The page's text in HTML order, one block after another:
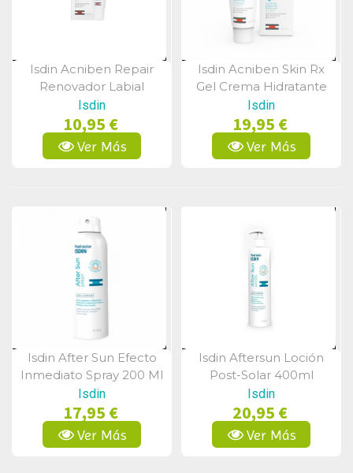
Vista Rápida
Isdin Acniben Repair
Renovador Labial
Balsamo 10 Ml
Isdin
10,95 €
Ver Más
Vista Rápida
Isdin Acniben Skin Rx
Gel Crema Hidratante
40ml
Isdin
19,95 €
Ver Más
Vista Rápida
Isdin After Sun Efecto
Inmediato Spray 200 Ml
Isdin
17,95 €
Ver Más
Vista Rápida
Isdin Aftersun Loción
Post-Solar 400ml
Isdin
20,95 €
Ver Más